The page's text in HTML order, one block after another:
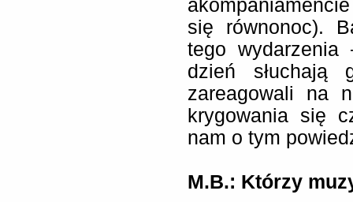
się równonoc).
tego
dzień słuchają
zareagowali na
krygowania się
nam o tym
M.B.: Którzy